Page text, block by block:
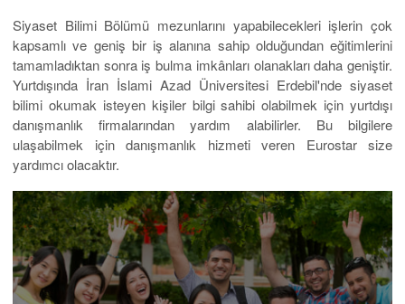
Siyaset Bilimi Bölümü mezunlarını yapabilecekleri işlerin çok
kapsamlı ve geniş bir iş alanına sahip olduğundan eğitimlerini
tamamladıktan sonra iş bulma imkânları olanakları daha geniştir.
Yurtdışında İran İslami Azad Üniversitesi Erdebil'nde siyaset
bilimi okumak isteyen kişiler bilgi sahibi olabilmek için yurtdışı
danışmanlık firmalarından yardım alabilirler. Bu bilgilere
ulaşabilmek için danışmanlık hizmeti veren Eurostar size
yardımcı olacaktır.